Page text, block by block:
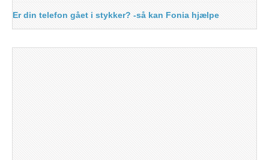
Er din telefon gået i stykker? -så kan Fonia hjælpe